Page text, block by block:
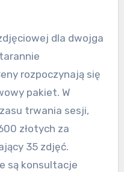
dla dwojga
rozpoczynają się
pakiet. W
trwania sesji,
złotych za
35 zdjęć.
są konsultacje